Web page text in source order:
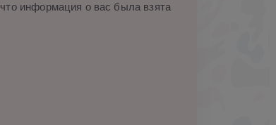
информация о вас была взята